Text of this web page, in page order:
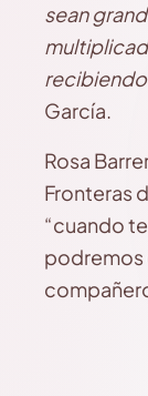
sean
García.
Rosa
Fronteras
“cuando
podremos